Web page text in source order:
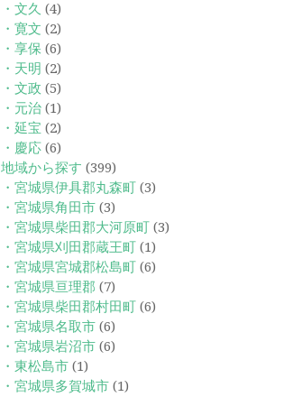
・文久 (4)
・寛文 (2)
・享保 (6)
・天明 (2)
・文政 (5)
・元治(1)
・延宝 (2)
・慶応(6)
地域から探す (399)
・宮城県伊具郡丸森町(3)
・宮城県角田市(3)
・宮城県柴田郡大河原町(3)
・宮城県刈田郡蔵王町(1)
・宮城県宮城郡松島町(6)
・宮城県亘理郡 (7)
・宮城県柴田郡村田町(6)
・宮城県名取市(6)
・宮城県岩沼市(6)
・東松島市(1)
・宮城県多賀城市(1)